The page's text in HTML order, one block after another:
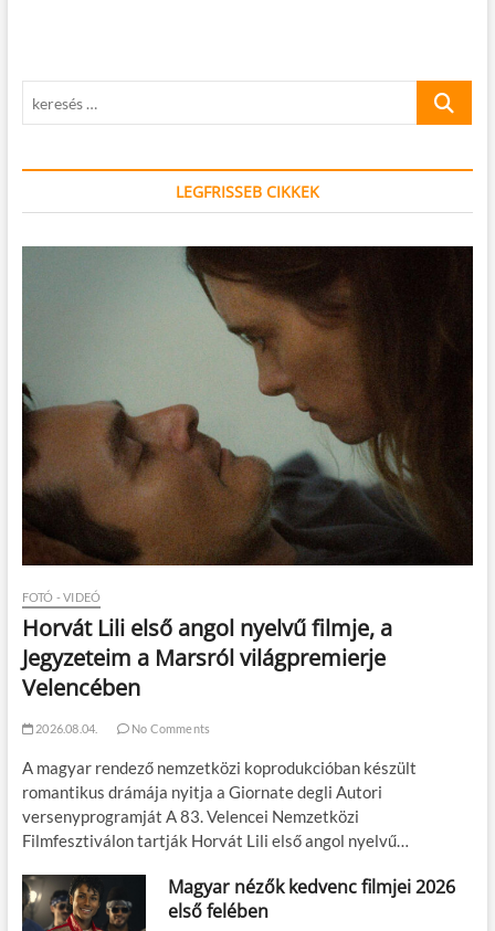
keresés
LEGFRISSEB CIKKEK
FOTÓ - VIDEÓ
Horvát Lili első angol nyelvű filmje, a
Jegyzeteim a Marsról világpremierje
Velencében
2026.08.04. No Comments
A magyar rendező nemzetközi koprodukcióban készült
romantikus drámája nyitja a Giornate degli Autori
versenyprogramját A 83. Velencei Nemzetközi
Filmfesztiválon tartják Horvát Lili első angol nyelvű…
Magyar nézők kedvenc filmjei 2026
első felében